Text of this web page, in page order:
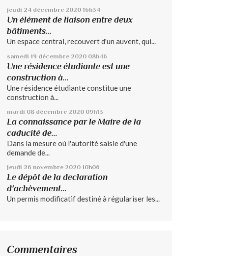
jeudi 24 décembre 2020 16h34
Un élément de liaison entre deux
bâtiments...
Un espace central, recouvert d'un auvent, qui...
samedi 19 décembre 2020 08h46
Une résidence étudiante est une
construction à...
Une résidence étudiante constitue une
construction à...
mardi 08 décembre 2020 09h13
La connaissance par le Maire de la
caducité de...
Dans la mesure où l'autorité saisie d'une
demande de...
jeudi 26 novembre 2020 10h06
Le dépôt de la declaration
d'achèvement...
Un permis modificatif destiné à régulariser les...
Commentaires